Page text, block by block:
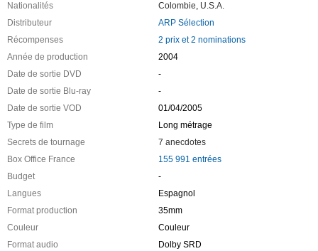
Nationalités Colombie U.S.A.
Distributeur
ARP Sélection
Récompenses
2 prix et 2 nominations
Année de production
2004
Date de sortie DVD
-
Date de sortie Blu-ray
-
Date de sortie VOD
01/04/2005
Type de film
Long métrage
Secrets de tournage
7 anecdotes
Box Office France
155 991 entrées
Budget
-
Langues
Espagnol
Format production
35mm
Couleur
Couleur
Format audio
Dolby SRD